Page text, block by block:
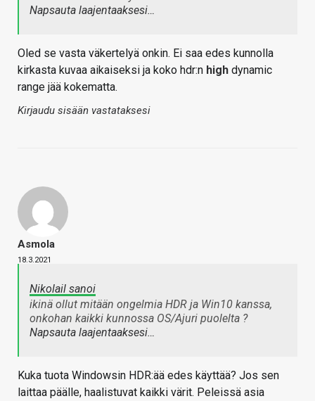
Napsauta laajentaaksesi…
Oled se vasta väkertelyä onkin. Ei saa edes kunnolla
kirkasta kuvaa aikaiseksi ja koko hdr:n high dynamic
range jää kokematta.
Kirjaudu sisään vastataksesi
Asmola
18.3.2021
Nikolail sanoi
ikinä ollut mitään ongelmia HDR ja Win10 kanssa,
onkohan kaikki kunnossa OS/Ajuri puolelta ?
Napsauta laajentaaksesi…
Kuka tuota Windowsin HDR:ää edes käyttää? Jos sen
laittaa päälle, haalistuvat kaikki värit. Peleissä asia